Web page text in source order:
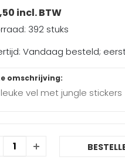
incl. BTW
392 stuks
Vandaag besteld;
omschrijving:
leuke vel met jungle